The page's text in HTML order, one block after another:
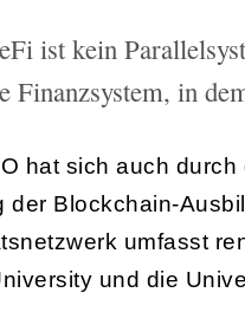
ist kein
Finanzsystem, in
hat sich auch
der Blockchain-
umfasst
und die